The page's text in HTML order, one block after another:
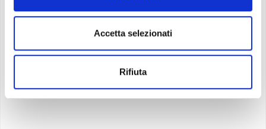
Accetta selezionati
Rifiuta
Il più silenzioso ed efficiente, con motore
inverter e gas R290